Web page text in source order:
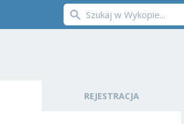
REJESTRACJA